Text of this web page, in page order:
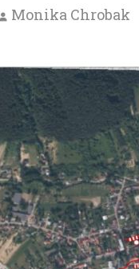
Monika Chrobak